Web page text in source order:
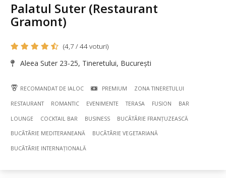
Palatul Suter (Restaurant
Gramont)
(4,7 / 44 voturi)
Aleea Suter 23-25, Tineretului, București
RECOMANDAT DE IALOC PREMIUM ZONA TINERETULUI
RESTAURANT ROMANTIC EVENIMENTE TERASA FUSION BAR
LOUNGE COCKTAIL BAR BUSINESS BUCÃTÃRIE FRANȚUZEASCĂ
BUCÃTÃRIE MEDITERANEANĂ BUCÃTÃRIE VEGETARIANĂ
BUCÃTÃRIE INTERNAȚIONALĂ